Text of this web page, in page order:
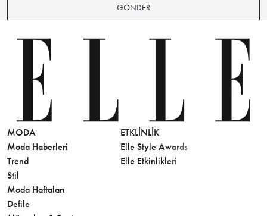
GÖNDER
MODA
Moda Haberleri
Trend
Stil
Moda Haftaları
Defile
ETKLINLIK
Elle Style Awards
Elle Etkinlikleri